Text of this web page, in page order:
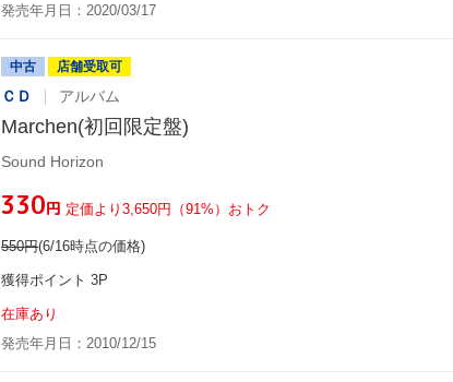
発売年月日：2020/03/17
中古 店舗受取可
ＣＤ アルバム
Marchen(初回限定盤)
Sound Horizon
¥330円 定価より3,650円（91%）おトク
550円(6/16時点の価格)
獲得ポイント 3P
在庫あり
発売年月日：2010/12/15